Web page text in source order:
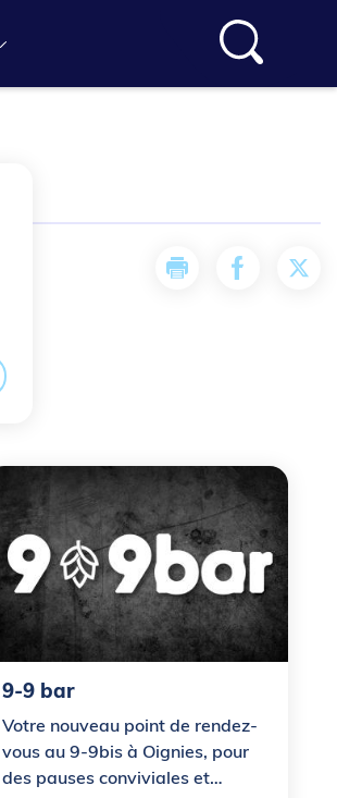
ImprimerPartager la
9-9 bar
Votre nouveau point de rendez-
vous au 9-9bis à Oignies, pour
des pauses conviviales et